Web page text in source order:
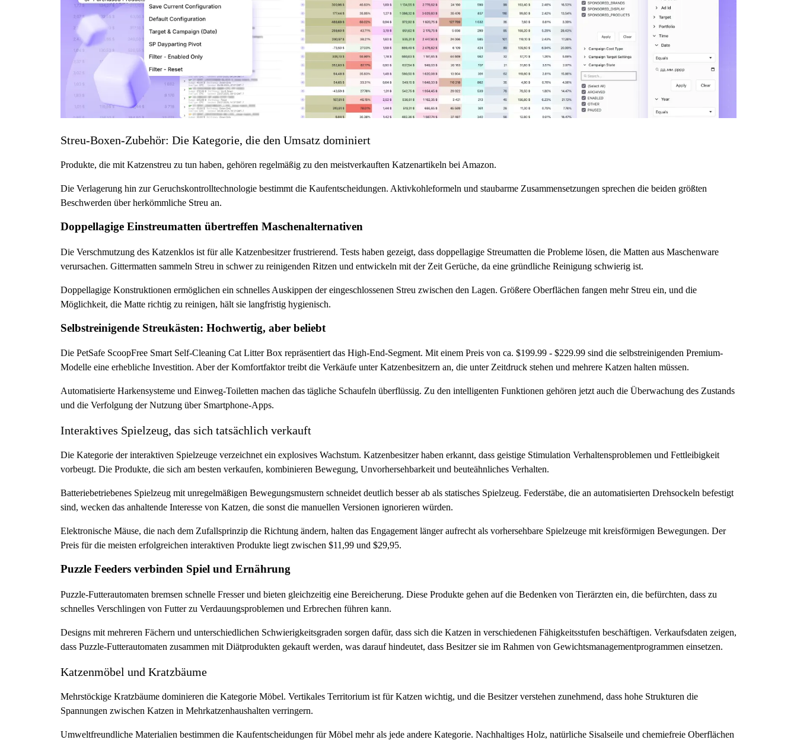
Streu-Boxen-Zubehör: Die Kategorie, die den Umsatz dominiert
Produkte, die mit Katzenstreu zu tun haben, gehören regelmäßig zu den meistverkauften Katzenartikeln bei Amazon.
Die Verlagerung hin zur Geruchskontrolltechnologie bestimmt die Kaufentscheidungen. Aktivkohleformeln und staubarme Zusammensetzungen sprechen die beiden größten
Beschwerden über herkömmliche Streu an.
Doppellagige Einstreumatten übertreffen Maschenalternativen
Die Verschmutzung des Katzenklos ist für alle Katzenbesitzer frustrierend. Tests haben gezeigt, dass doppellagige Streumatten die Probleme lösen, die Matten aus Maschenware
verursachen. Gittermatten sammeln Streu in schwer zu reinigenden Ritzen und entwickeln mit der Zeit Gerüche, da eine gründliche Reinigung schwierig ist.
Doppellagige Konstruktionen ermöglichen ein schnelles Auskippen der eingeschlossenen Streu zwischen den Lagen. Größere Oberflächen fangen mehr Streu ein, und die
Möglichkeit, die Matte richtig zu reinigen, hält sie langfristig hygienisch.
Selbstreinigende Streukästen: Hochwertig, aber beliebt
Die PetSafe ScoopFree Smart Self-Cleaning Cat Litter Box repräsentiert das High-End-Segment. Mit einem Preis von ca. $199.99 - $229.99 sind die selbstreinigenden Premium-
Modelle eine erhebliche Investition. Aber der Komfortfaktor treibt die Verkäufe unter Katzenbesitzern an, die unter Zeitdruck stehen und mehrere Katzen halten müssen.
Automatisierte Harkensysteme und Einweg-Toiletten machen das tägliche Schaufeln überflüssig. Zu den intelligenten Funktionen gehören jetzt auch die Überwachung des Zustands
und die Verfolgung der Nutzung über Smartphone-Apps.
Interaktives Spielzeug, das sich tatsächlich verkauft
Die Kategorie der interaktiven Spielzeuge verzeichnet ein explosives Wachstum. Katzenbesitzer haben erkannt, dass geistige Stimulation Verhaltensproblemen und Fettleibigkeit
vorbeugt. Die Produkte, die sich am besten verkaufen, kombinieren Bewegung, Unvorhersehbarkeit und beuteähnliches Verhalten.
Batteriebetriebenes Spielzeug mit unregelmäßigen Bewegungsmustern schneidet deutlich besser ab als statisches Spielzeug. Federstäbe, die an automatisierten Drehsockeln befestigt
sind, wecken das anhaltende Interesse von Katzen, die sonst die manuellen Versionen ignorieren würden.
Elektronische Mäuse, die nach dem Zufallsprinzip die Richtung ändern, halten das Engagement länger aufrecht als vorhersehbare Spielzeuge mit kreisförmigen Bewegungen. Der
Preis für die meisten erfolgreichen interaktiven Produkte liegt zwischen $11,99 und $29,95.
Puzzle Feeders verbinden Spiel und Ernährung
Puzzle-Futterautomaten bremsen schnelle Fresser und bieten gleichzeitig eine Bereicherung. Diese Produkte gehen auf die Bedenken von Tierärzten ein, die befürchten, dass zu
schnelles Verschlingen von Futter zu Verdauungsproblemen und Erbrechen führen kann.
Designs mit mehreren Fächern und unterschiedlichen Schwierigkeitsgraden sorgen dafür, dass sich die Katzen in verschiedenen Fähigkeitsstufen beschäftigen. Verkaufsdaten zeigen,
dass Puzzle-Futterautomaten zusammen mit Diätprodukten gekauft werden, was darauf hindeutet, dass Besitzer sie im Rahmen von Gewichtsmanagementprogrammen einsetzen.
Katzenmöbel und Kratzbäume
Mehrstöckige Kratzbäume dominieren die Kategorie Möbel. Vertikales Territorium ist für Katzen wichtig, und die Besitzer verstehen zunehmend, dass hohe Strukturen die
Spannungen zwischen Katzen in Mehrkatzenhaushalten verringern.
Umweltfreundliche Materialien bestimmen die Kaufentscheidungen für Möbel mehr als jede andere Kategorie. Nachhaltiges Holz, natürliche Sisalseile und chemiefreie Oberflächen